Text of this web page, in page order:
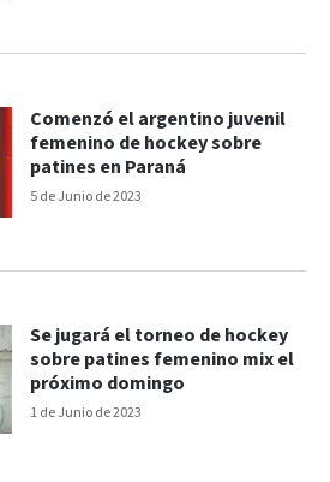
5 de Junio de 2023
Comenzó el argentino juvenil
femenino de hockey sobre
patines en Paraná
1 de Junio de 2023
Se jugará el torneo de hockey
sobre patines femenino mix el
próximo domingo